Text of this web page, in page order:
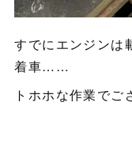
すでにエンジンは
着車……
トホホな作業でご